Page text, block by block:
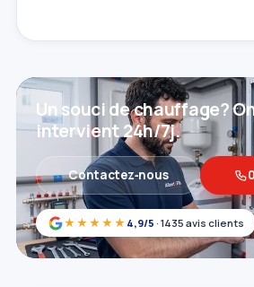
★★★★★ 4,9/5 · 1435 avis clients
Un souci de chauffage?
intervient 24h/7j.
Contactez‑nous